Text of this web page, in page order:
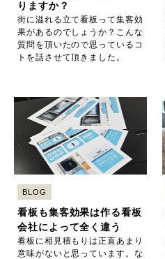
りますか？
街に溢れる立て看板って集客効
果があるのでしょうか？こんな
質問を頂いたので思っているコ
トを話させて頂きました。
BLOG
看板も集客効果は作る看板
会社によって全く違う
看板に相見積もりは正直あまり
意味がないと思っています。な